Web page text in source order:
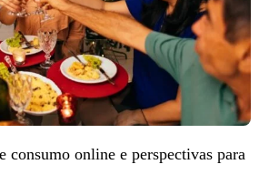
consumo online e perspectivas para